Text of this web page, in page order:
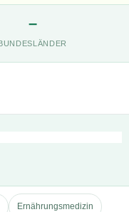
–
BUNDESLÄNDER
Ernährungsmedizin